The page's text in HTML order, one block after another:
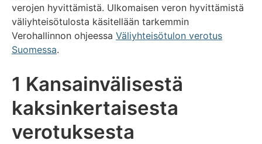
verojen hyvittämistä. Ulkomaisen veron hyvittämistä
väliyhteisötulosta käsitellään tarkemmin
Verohallinnon ohjeessa Väliyhteisötulon verotus
Suomessa.
1 Kansainvälisestä
kaksinkertaisesta
verotuksesta